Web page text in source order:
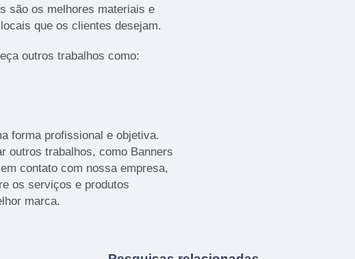
são os melhores materiais e
que os clientes desejam.
outros trabalhos como:
forma profissional e objetiva.
outros trabalhos, como Banners
contato com nossa empresa,
os serviços e produtos
marca.